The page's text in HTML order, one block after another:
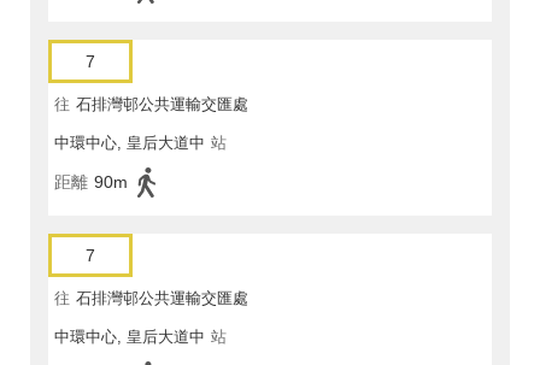
7
往 石排灣邨公共運輸交匯處
中環中心, 皇后大道中 站
距離 90m
7
往 石排灣邨公共運輸交匯處
中環中心, 皇后大道中 站